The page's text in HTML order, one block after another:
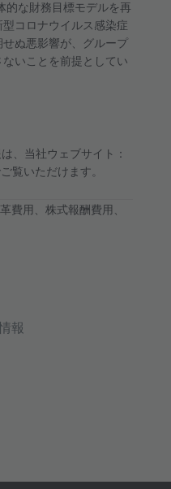
報
的な財務目標モデルを再
コロナウイルス感染症
ぬ悪影響が、グループ
いことを前提としてい
、当社ウェブサイト：
覧いただけます。
費用、株式報酬費用、